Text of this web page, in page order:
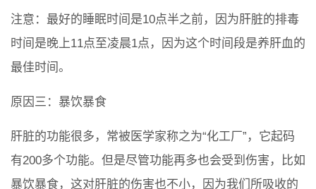
注意：最好的睡眠时间是10点半之前，因为肝脏的排毒
时间是晚上11点至凌晨1点，因为这个时间段是养肝血的
最佳时间。
原因三：暴饮暴食
肝脏的功能很多，常被医学家称之为“化工厂”，它起码
有200多个功能。但是尽管功能再多也会受到伤害，比如
暴饮暴食，这对肝脏的伤害也不小，因为我们所吸收的